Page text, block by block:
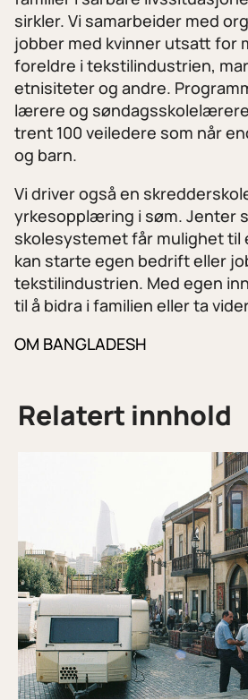
sirkler. Vi samarbeider med
jobber med kvinner utsatt for
foreldre i tekstilindustrien,
etnisiteter og andre.
lærere og
trent 100 veiledere som når
og barn.
Vi driver også en
yrkesopplæring i søm. Jenter
skolesystemet får mulighet til
kan starte egen bedrift eller
tekstilindustrien. Med egen
til å bidra i familien eller ta
OM BANGLADESH
Relatert innhold